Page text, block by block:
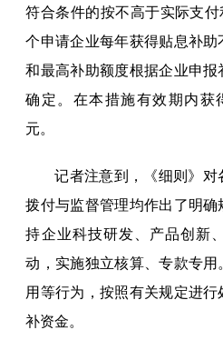
符合条件的按不高于实际支
个申请企业每年获得贴息补助
和最高补助额度根据企业申
确定。在本措施有效期内获
元。
记者注意到，《细则》
拨付与监督管理均作出了明
持企业科技研发、产品创新
动，实施独立核算、专款专
用等行为，按照有关规定进
补资金。